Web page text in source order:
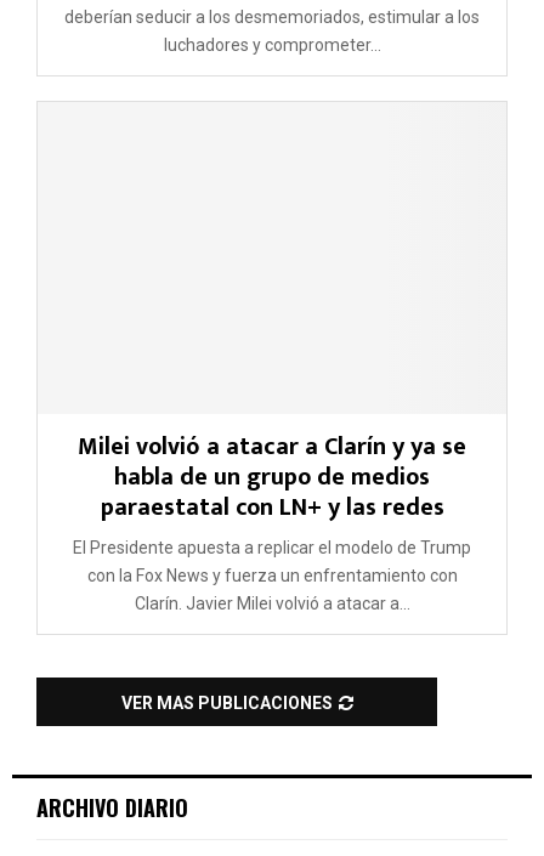
deberían seducir a los desmemoriados, estimular a los
luchadores y comprometer...
Milei volvió a atacar a Clarín y ya se
habla de un grupo de medios
paraestatal con LN+ y las redes
El Presidente apuesta a replicar el modelo de Trump
con la Fox News y fuerza un enfrentamiento con
Clarín. Javier Milei volvió a atacar a...
VER MAS PUBLICACIONES
ARCHIVO DIARIO